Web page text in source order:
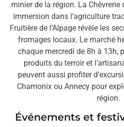
minier de la région. La
immersion dans l’agriculture
Fruitière de l’Alpage révèle les
fromages locaux. Le marché
chaque mercredi de 8h à 13h,
produits du terroir et
peuvent aussi profiter
Chamonix ou Annecy pour
région.
Événements et